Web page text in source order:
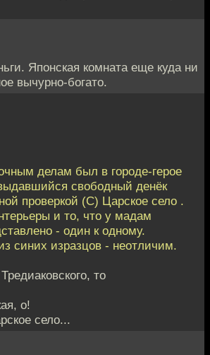
Японская комната еще куда ни
вычурно-богато.
делам был в городе-герое
свободный денёк
проверкой (С) Царское село .
и то, что у мадам
- один к одному.
синих изразцов - неотличим.
то
о!
село...